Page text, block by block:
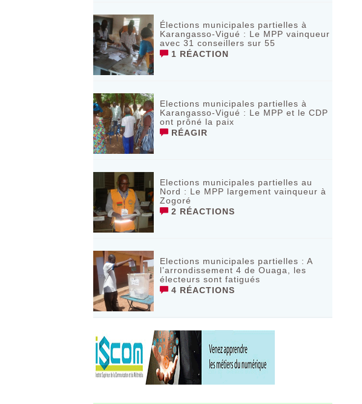
Élections municipales partielles à
Karangasso-Vigué : Le MPP vainqueur
avec 31 conseillers sur 55
1 RÉACTION
Elections municipales partielles à
Karangasso-Vigué : Le MPP et le CDP
ont prôné la paix
RÉAGIR
Elections municipales partielles au
Nord : Le MPP largement vainqueur à
Zogoré
2 RÉACTIONS
Elections municipales partielles : A
l’arrondissement 4 de Ouaga, les
électeurs sont fatigués
4 RÉACTIONS